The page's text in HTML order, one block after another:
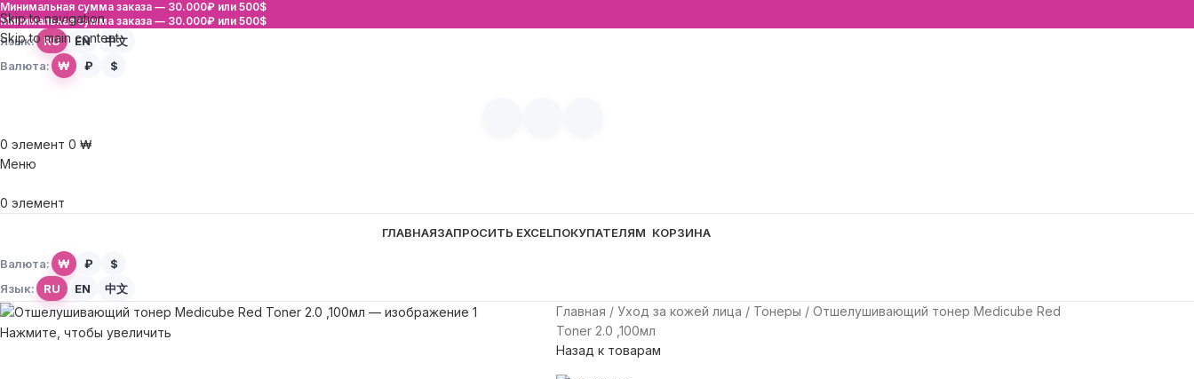
Skip to navigation
Skip to main content
Минимальная сумма заказа — 30.000₽ или 500$
Минимальная сумма заказа — 30.000₽ или 500$
Язык: RU EN
中文
Валюта:
₩ ₽ $
0 элемент 0 ₩
Меню
0 элемент
ГЛАВНАЯЗАПРОСИТЬ EXCELПОКУПАТЕЛЯМ КОРЗИНА
Валюта: ₩ ₽
$
Язык:
RU EN 中文
Нажмите, чтобы увеличить
Главная Уход за кожей лица Тонеры
Отшелушивающий тонер Medicube Red
Toner 2.0 ,100мл
Назад к товарам